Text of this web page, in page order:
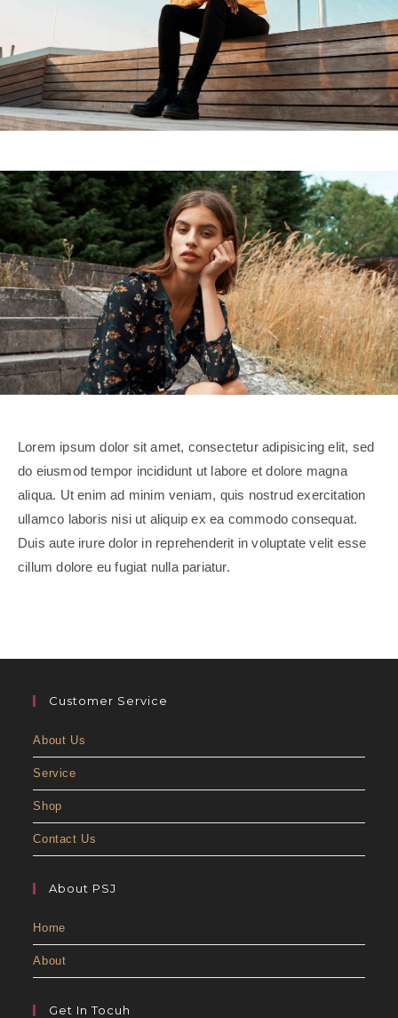
Lorem ipsum dolor sit amet, consectetur adipisicing elit, sed
do eiusmod tempor incididunt ut labore et dolore magna
aliqua. Ut enim ad minim veniam, quis nostrud exercitation
ullamco laboris nisi ut aliquip ex ea commodo consequat.
Duis aute irure dolor in reprehenderit in voluptate velit esse
cillum dolore eu fugiat nulla pariatur.
Customer Service
About Us
Service
Shop
Contact Us
About PSJ
Home
About
Get In Tocuh